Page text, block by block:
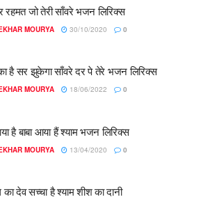
रहमत जो तेरी साँवरे भजन लिरिक्स
MOURYA 30/10/2020 0
है सर झुकेगा साँवरे दर पे तेरे भजन लिरिक्स
MOURYA 18/06/2022 0
है बाबा आया हैं श्याम भजन लिरिक्स
MOURYA 13/04/2020 0
देव सच्चा है श्याम शीश का दानी